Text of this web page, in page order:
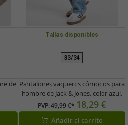
de
Tallas disponibles
33/34
Pantalones vaqueros cómodos para
hombre de Jack & Jones, color azul.
PVP:49,99 €* 18,29 €
Añadir al carrito